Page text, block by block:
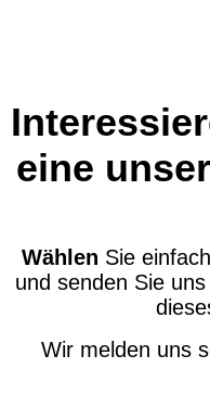
eine
Wählen Sie
und senden Sie
Wir melden uns